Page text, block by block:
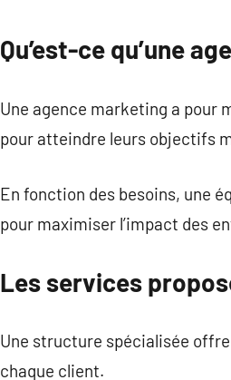
Qu’est-ce qu’une
Une agence marketing a pour
pour atteindre leurs objectifs
En fonction des besoins, une
pour maximiser l’impact des
Les services
Une structure spécialisée
chaque client.